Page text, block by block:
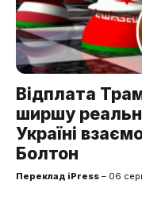
Відплата
ширшу
Україні
Болтон
Переклад iPress – 06